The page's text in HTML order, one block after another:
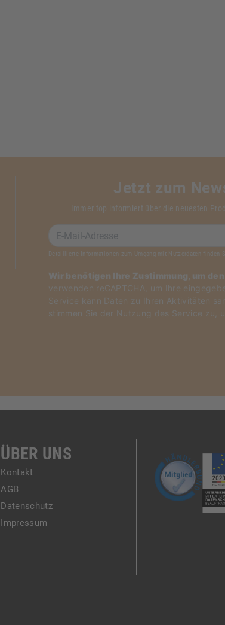
Jetzt zum
Immer top informiert über die neuesten
Detaillierte Informationen zum Umgang mit Nutzerdaten finden
Wir benötigen Ihre Zustimmung, um
verwenden reCAPTCHA, um Ihre
Service kann Daten zu Ihren Aktivitäten
stimmen Sie der Nutzung des Service zu ,
ÜBER UNS
Kontakt
AGB
Datenschutz
Impressum